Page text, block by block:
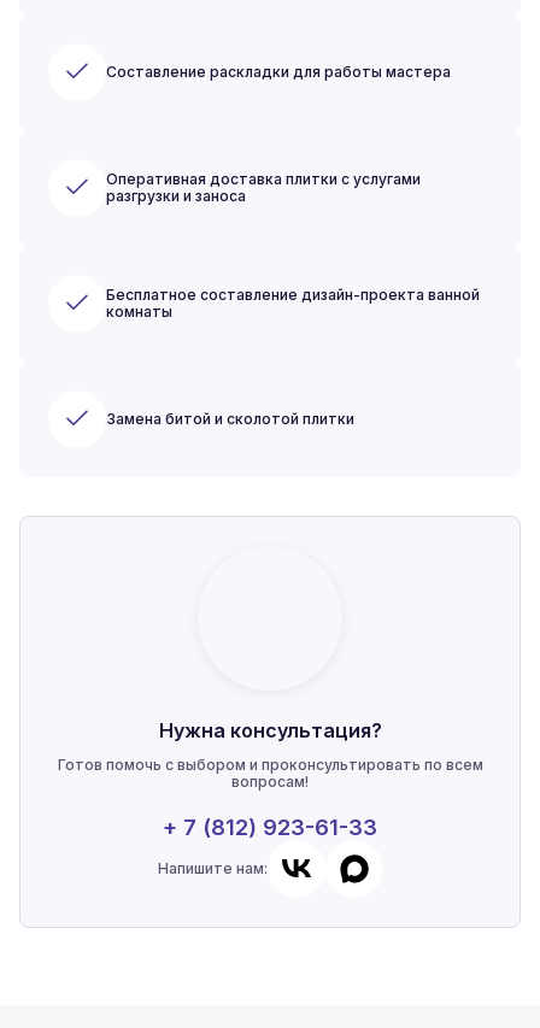
Составление раскладки для работы мастера
Оперативная доставка плитки с услугами
разгрузки и заноса
Бесплатное составление дизайн-проекта ванной
комнаты
Замена битой и сколотой плитки
Нужна консультация?
Готов помочь с выбором и проконсультировать по всем
вопросам!
+ 7 (812) 923-61-33
Напишите нам: